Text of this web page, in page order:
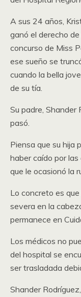
A sus 24 años,
ganó el derecho
concurso de Miss
ese sueño se
cuando la bella
de su tía.
Su padre, Shander
pasó.
Piensa que su hija
haber caído por
que le ocasionó la
Lo concreto es
severa en la
permanece en
Los médicos no
del hospital se
ser trasladada
Shander